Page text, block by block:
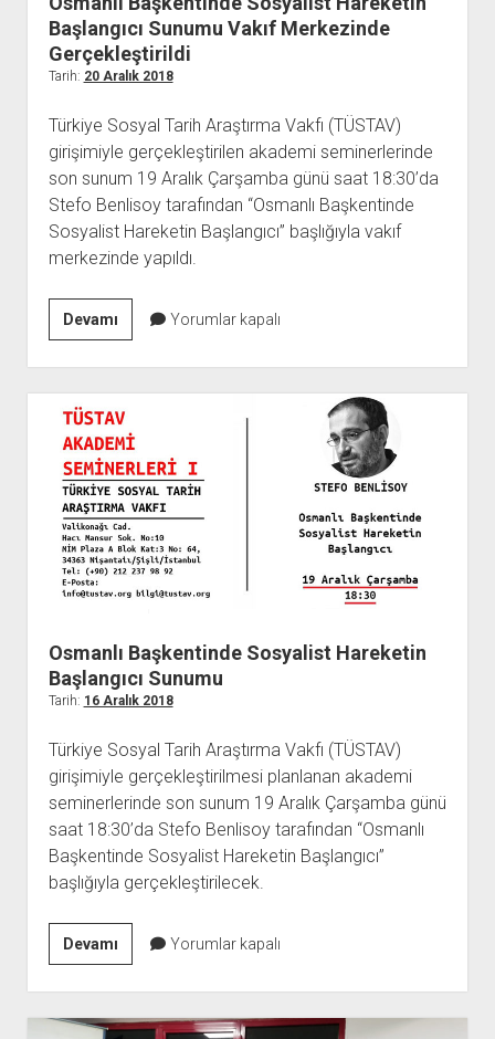
BARIŞ HAREKETLERİ ARŞİV FONU
DAVA DOSYALARI ARŞİV FONU
GÖRSEL-İŞİTSEL ARŞİV FONU
SOL HAREKETLER KİTAPLIĞI
EMEK HAREKETİ KİTAPLIĞI
BARIŞ HAREKETİ KİTAPLIĞI
KADIN HAREKETİ KİTAPLIĞI
ÖĞRETMEN HAREKETİ KİTAPLIĞI
ANTİKOMÜNİZM KİTAPLIĞI
AYDINLIK KÜLLİYATI KİTAPLIĞI
HİKMET KIVILCIMLI KİTAPLIĞI
HAYDAR RİFAT KİTAPLIĞI
1940’LI YILLAR KİTAPLIĞI
YURTDIŞI KİTAPLIĞI
açılır
menüyü
YURTDIŞI KİTAPLIĞI
ATTF KİTAPLIĞI
GDF KİTAPLIĞI
aç
ÜYE BAŞVURU FORMU
ARŞİVLERDEN YARARLANMA FORMU
KİTAP ABONE FORMU
İLETİŞİM
açılır
menüyü
İLETİŞİM BİLGİLERİ
BANKA HESAPLARIMIZ
Başlangıcı Sunumu Vakıf Merkezinde
Gerçekleştirildi
Tarih: 20 Aralık 2018
Türkiye Sosyal Tarih Araştırma Vakfı (TÜSTAV)
girişimiyle gerçekleştirilen akademi seminerlerinde
son sunum 19 Aralık Çarşamba günü saat 18:30’da
Stefo Benlisoy tarafından “Osmanlı Başkentinde
Sosyalist Hareketin Başlangıcı” başlığıyla vakıf
merkezinde yapıldı.
DevamıOsmanlı
Başkentinde
Sosyalist
Hareketin
Başlangıcı
Sunumu
Vakıf
Merkezinde
Gerçekleştirildi
Yorumlar kapalı
Osmanlı Başkentinde Sosyalist Hareketin
Başlangıcı Sunumu
Tarih: 16 Aralık 2018
Türkiye Sosyal Tarih Araştırma Vakfı (TÜSTAV)
girişimiyle gerçekleştirilmesi planlanan akademi
seminerlerinde son sunum 19 Aralık Çarşamba günü
saat 18:30’da Stefo Benlisoy tarafından “Osmanlı
Başkentinde Sosyalist Hareketin Başlangıcı”
başlığıyla gerçekleştirilecek.
DevamıOsmanlı
Başkentinde
Sosyalist
Hareketin
Yorumlar kapalı